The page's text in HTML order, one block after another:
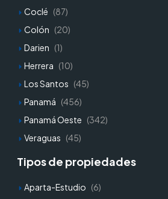
Coclé (87)
Colón (20)
Darien (1)
Herrera (10)
Los Santos (45)
Panamá (456)
Panamá Oeste (342)
Veraguas (45)
Tipos de propiedades
Aparta-Estudio (6)